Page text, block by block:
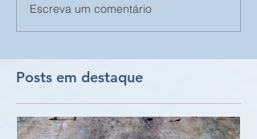
Escreva um comentário
Posts em destaque